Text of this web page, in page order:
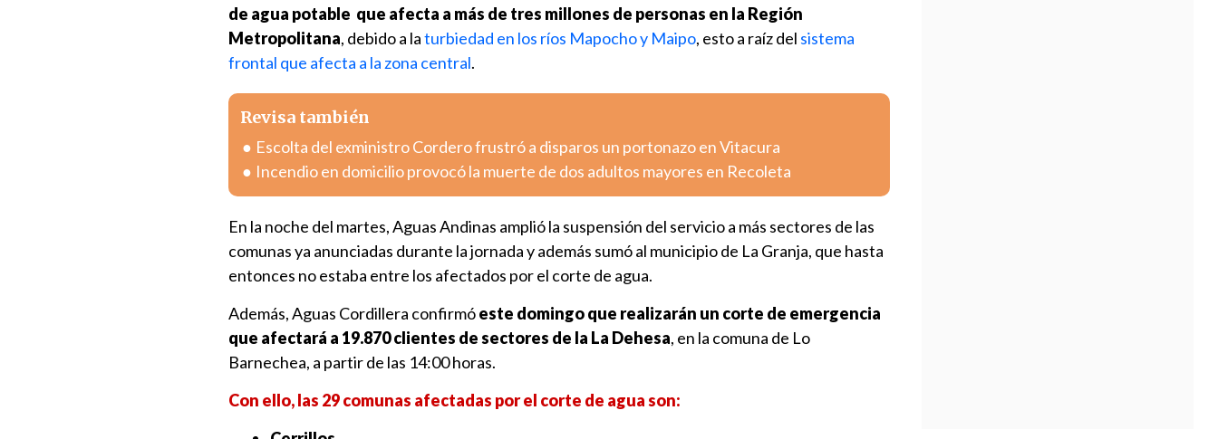
de agua potable que afecta a más de tres millones de personas en la Región
Metropolitana, debido a laturbiedad en los ríos Mapocho y Maipo, esto a raíz del sistema
frontal que afecta a la zona central.
Revisa también
Escolta del exministro Cordero frustró a disparos un portonazo en Vitacura
Incendio en domicilio provocó la muerte de dos adultos mayores en Recoleta
En la noche del martes, Aguas Andinas amplió la suspensión del servicio a más sectores de las
comunas ya anunciadas durante la jornada y además sumó al municipio de La Granja, que hasta
entonces no estaba entre los afectados por el corte de agua.
Además, Aguas Cordillera confirmóeste domingo que realizarán un corte de emergencia
que afectará a 19.870 clientes de sectores de la La Dehesa, en la comuna de Lo
Barnechea, a partir de las 14:00 horas.
Con ello, las 29 comunas afectadas por el corte de agua son: